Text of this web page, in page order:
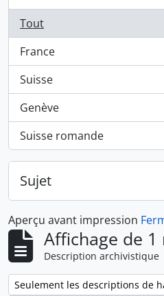
Tout
France
, 1 résultats
Suisse
, 1 résultats
Genève
, 1 résultats
Suisse romande
, 1 résultats
Sujet
Aperçu avant impression
Affichage de 1
Description archivistique
Remove filter:
Seulement les descriptions de